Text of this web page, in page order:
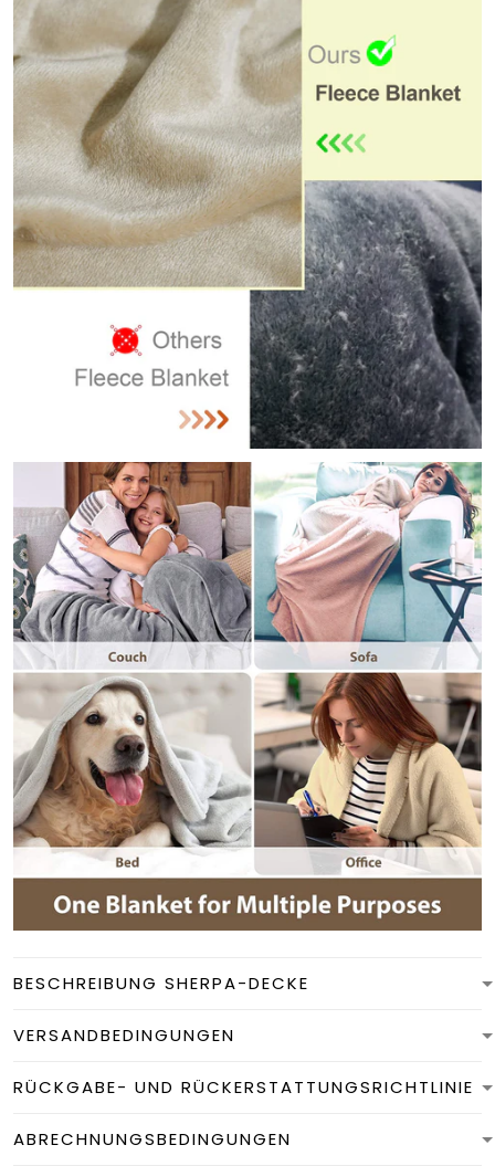
BESCHREIBUNG SHERPA-DECKE
VERSANDBEDINGUNGEN
RÜCKGABE- UND RÜCKERSTATTUNGSRICHTLINIE
ABRECHNUNGSBEDINGUNGEN